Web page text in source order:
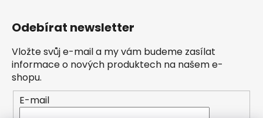
Odebírat newsletter
Vložte svůj e-mail a my vám budeme zasílat
informace o nových produktech na našem e-
shopu.
E-mail